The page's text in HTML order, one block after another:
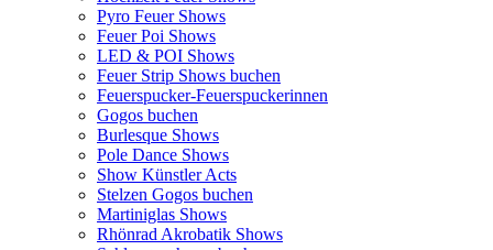
Pyro Feuer Shows
Feuer Poi Shows
LED & POI Shows
Feuer Strip Shows buchen
Feuerspucker-Feuerspuckerinnen
Gogos buchen
Burlesque Shows
Pole Dance Shows
Show Künstler Acts
Stelzen Gogos buchen
Martiniglas Shows
Rhönrad Akrobatik Shows